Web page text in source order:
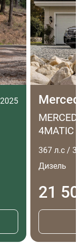
2025
4MATIC
367 л.с / 3 л
Дизель
21